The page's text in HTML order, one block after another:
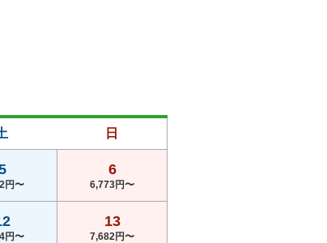
日
円〜
6
6,773円〜
円〜
13
7,682円〜